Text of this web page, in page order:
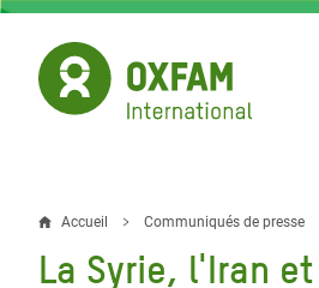
Aller
contenu
principal
FilAccueil Communiqués de presse
La Syrie, l'Iran